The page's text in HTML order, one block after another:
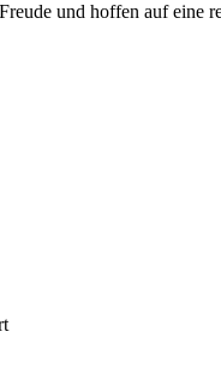
und hoffen auf eine